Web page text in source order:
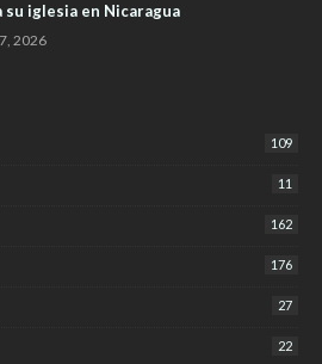
su iglesia en Nicaragua
2026
109
11
162
176
27
22